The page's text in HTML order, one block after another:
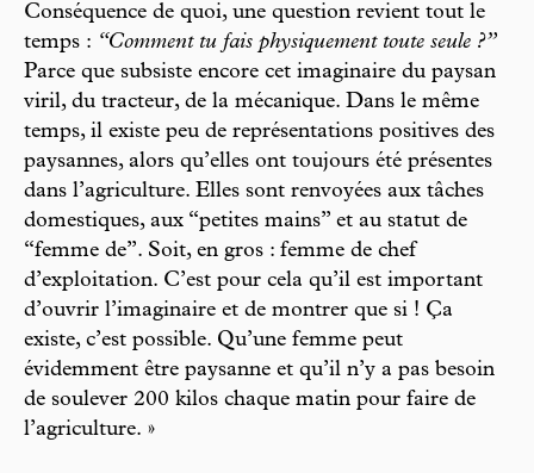
Conséquence de quoi, une question revient tout le
temps : “Comment tu fais physiquement toute seule ?”
Parce que subsiste encore cet imaginaire du paysan
viril, du tracteur, de la mécanique. Dans le même
temps, il existe peu de représentations positives des
paysannes, alors qu’elles ont toujours été présentes
dans l’agriculture. Elles sont renvoyées aux tâches
domestiques, aux “petites mains” et au statut de
“femme de”. Soit, en gros : femme de chef
d’exploitation. C’est pour cela qu’il est important
d’ouvrir l’imaginaire et de montrer que si ! Ça
existe, c’est possible. Qu’une femme peut
évidemment être paysanne et qu’il n’y a pas besoin
de soulever 200 kilos chaque matin pour faire de
l’agriculture. »